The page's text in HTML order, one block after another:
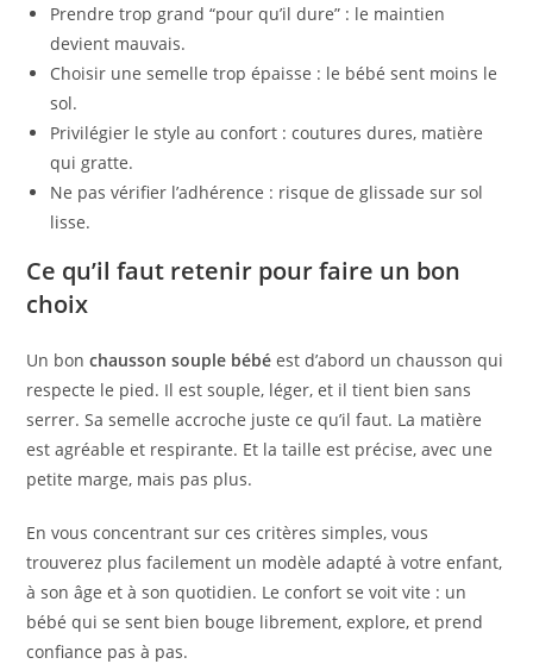
Prendre trop grand “pour qu’il dure” : le maintien
devient mauvais.
Choisir une semelle trop épaisse : le bébé sent moins le
sol.
Privilégier le style au confort : coutures dures, matière
qui gratte.
Ne pas vérifier l’adhérence : risque de glissade sur sol
lisse.
Ce qu’il faut retenir pour faire un bon
choix
Un bonchausson souple bébé est d’abord un chausson qui
respecte le pied. Il est souple, léger, et il tient bien sans
serrer. Sa semelle accroche juste ce qu’il faut. La matière
est agréable et respirante. Et la taille est précise, avec une
petite marge, mais pas plus.
En vous concentrant sur ces critères simples, vous
trouverez plus facilement un modèle adapté à votre enfant,
à son âge et à son quotidien. Le confort se voit vite : un
bébé qui se sent bien bouge librement, explore, et prend
confiance pas à pas.